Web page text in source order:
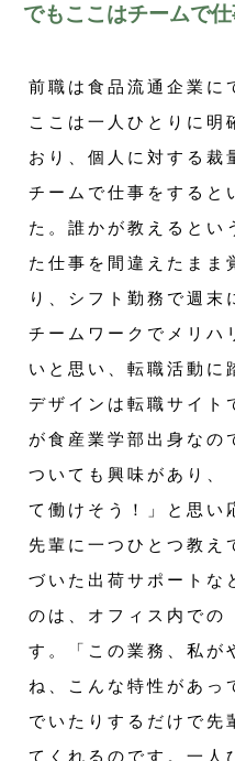
でもここはチームで仕
前職は食品流通企業に
ここは一人ひとりに明
おり、個人に対する裁
チームで仕事をすると
た。誰かが教えるとい
た仕事を間違えたまま
り、シフト勤務で週末
チームワークでメリハ
いと思い、転職活動に
デザインは転職サイト
が食産業学部出身なの
ついても興味があり、
て働けそう！」と思い
先輩に一つひとつ教え
づいた出荷サポートな
のは、オフィス内での
す。「この業務、私が
ね、こんな特性があ
でいたりするだけで先
てくれるのです。一人